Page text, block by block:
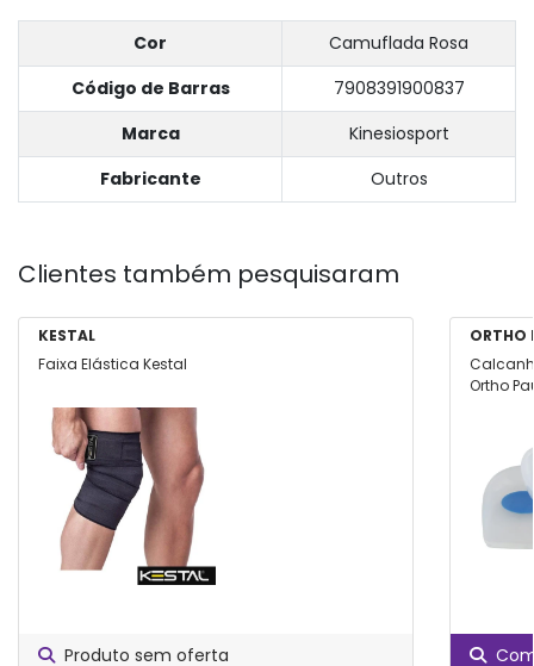
Cor
Camuflada Rosa
Código de Barras
7908391900837
Marca
Kinesiosport
Fabricante
Outros
Clientes também pesquisaram
KESTAL
Faixa Elástica Kestal
Produto sem oferta
ORTHO
Ortho